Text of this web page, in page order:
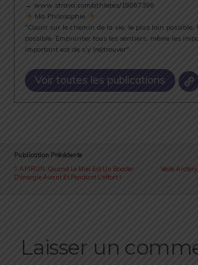
→ www.strava.com/athletes/18867396
Ma Philosophie
"Courir sur le chemin de la vie, le plus loin possible,
possible. Emprunter tous les sentiers, même les
important est de s’y (re)trouver".
Voir toutes les publications
Publication Précédente
APIRUN : Quand Le Miel Est Un Booster
D'énergie Avant Et Pendant L'effort !
Veste
Laisser un